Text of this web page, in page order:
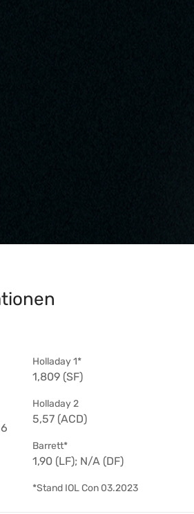
Holladay 1*
1,809 (SF)
Holladay 2
5,57 (ACD)
Barrett*
1,90 (LF); N/A (DF)
*Stand IOL Con 03.2023